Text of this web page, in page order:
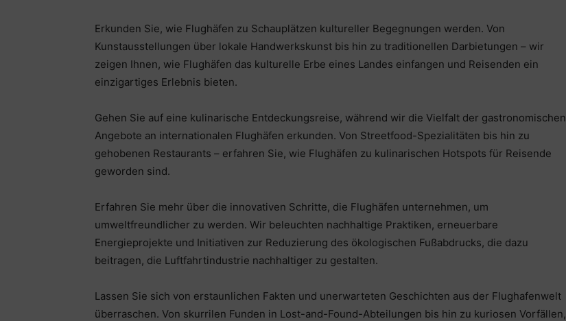
Erkunden Sie, wie Flughäfen zu Schauplätzen kultureller Begegnungen werden. Von
Kunstausstellungen über lokale Handwerkskunst bis hin zu traditionellen Darbietungen – wir
zeigen Ihnen, wie Flughäfen das kulturelle Erbe eines Landes einfangen und Reisenden ein
einzigartiges Erlebnis bieten.
Gehen Sie auf eine kulinarische Entdeckungsreise, während wir die Vielfalt der gastronomischen
Angebote an internationalen Flughäfen erkunden. Von Streetfood-Spezialitäten bis hin zu
gehobenen Restaurants – erfahren Sie, wie Flughäfen zu kulinarischen Hotspots für Reisende
geworden sind.
Erfahren Sie mehr über die innovativen Schritte, die Flughäfen unternehmen, um
umweltfreundlicher zu werden. Wir beleuchten nachhaltige Praktiken, erneuerbare
Energieprojekte und Initiativen zur Reduzierung des ökologischen Fußabdrucks, die dazu
beitragen, die Luftfahrtindustrie nachhaltiger zu gestalten.
Lassen Sie sich von erstaunlichen Fakten und unerwarteten Geschichten aus der Flughafenwelt
überraschen. Von skurrilen Funden in Lost-and-Found-Abteilungen bis hin zu kuriosen Vorfällen,